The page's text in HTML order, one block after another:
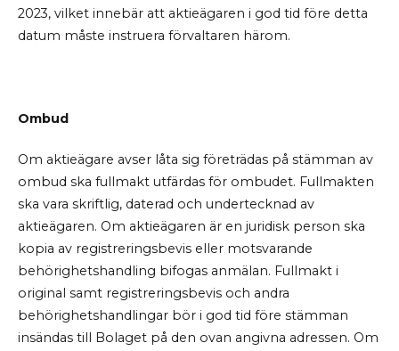
2023, vilket innebär att aktieägaren i god tid före detta
datum måste instruera förvaltaren härom.
Ombud
Om aktieägare avser låta sig företrädas på stämman av
ombud ska fullmakt utfärdas för ombudet. Fullmakten
ska vara skriftlig, daterad och undertecknad av
aktieägaren. Om aktieägaren är en juridisk person ska
kopia av registreringsbevis eller motsvarande
behörighetshandling bifogas anmälan. Fullmakt i
original samt registreringsbevis och andra
behörighetshandlingar bör i god tid före stämman
insändas till Bolaget på den ovan angivna adressen. Om